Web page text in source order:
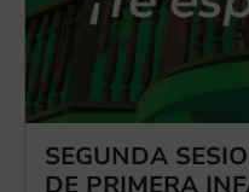
SEGUNDA
DE PRIMERA